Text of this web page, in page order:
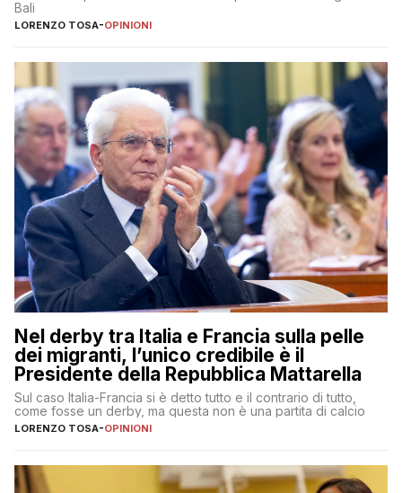
Bali
LORENZO TOSA-OPINIONI
Nel derby tra Italia e Francia sulla pelle
dei migranti, l’unico credibile è il
Presidente della Repubblica Mattarella
Sul caso Italia-Francia si è detto tutto e il contrario di tutto,
come fosse un derby, ma questa non è una partita di calcio
LORENZO TOSA-OPINIONI